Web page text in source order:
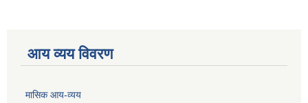
आय व्यय विवरण
मासिक आय-व्यय